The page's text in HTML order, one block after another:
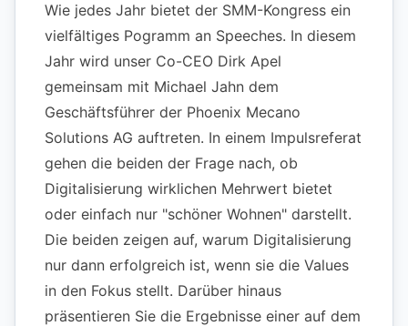
Wie jedes Jahr bietet der SMM-Kongress ein
vielfältiges Pogramm an Speeches. In diesem
Jahr wird unser Co-CEO Dirk Apel
gemeinsam mit Michael Jahn dem
Geschäftsführer der Phoenix Mecano
Solutions AG auftreten. In einem Impulsreferat
gehen die beiden der Frage nach, ob
Digitalisierung wirklichen Mehrwert bietet
oder einfach nur "schöner Wohnen" darstellt.
Die beiden zeigen auf, warum Digitalisierung
nur dann erfolgreich ist, wenn sie die Values
in den Fokus stellt. Darüber hinaus
präsentieren Sie die Ergebnisse einer auf dem